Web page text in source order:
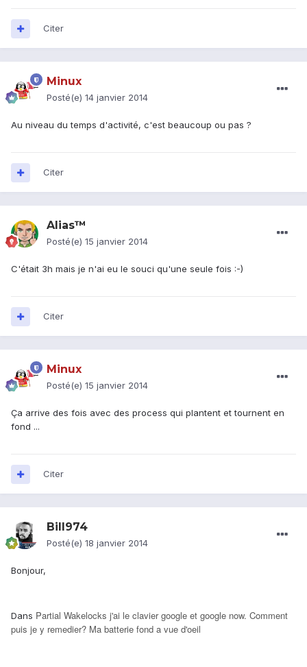
Citer
Minux
Posté(e) 14 janvier 2014
Au niveau du temps d'activité, c'est beaucoup ou pas ?
Citer
Alias™
Posté(e) 15 janvier 2014
C'était 3h mais je n'ai eu le souci qu'une seule fois :-)
Citer
Minux
Posté(e) 15 janvier 2014
Ça arrive des fois avec des process qui plantent et tournent en
fond ...
Citer
Bill974
Posté(e) 18 janvier 2014
Bonjour,
Dans Partial Wakelocks j'ai le clavier google et google now. Comment
puis je y remedier? Ma batterie fond a vue d'oeil